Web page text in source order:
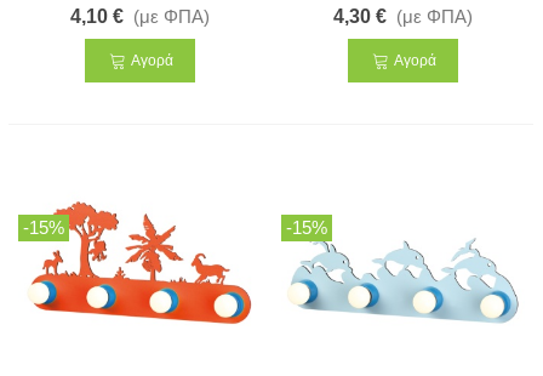
4,10 € (με ΦΠΑ)
Αγορά
4,30 € (με ΦΠΑ)
Αγορά
-15% -15%